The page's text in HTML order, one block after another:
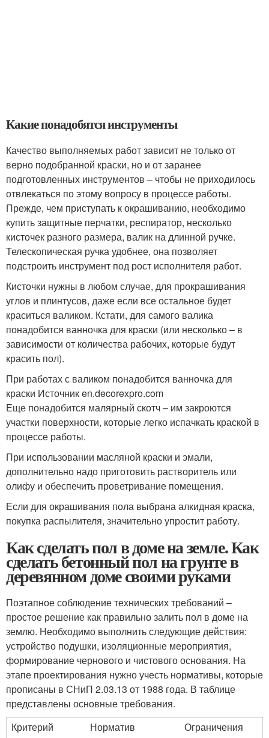
Какие понадобятся инструменты
Качество выполняемых работ зависит не только от
верно подобранной краски, но и от заранее
подготовленных инструментов – чтобы не приходилось
отвлекаться по этому вопросу в процессе работы.
Прежде, чем приступать к окрашиванию, необходимо
купить защитные перчатки, респиратор, несколько
кисточек разного размера, валик на длинной ручке.
Телескопическая ручка удобнее, она позволяет
подстроить инструмент под рост исполнителя работ.
Кисточки нужны в любом случае, для прокрашивания
углов и плинтусов, даже если все остальное будет
краситься валиком. Кстати, для самого валика
понадобится ванночка для краски (или несколько – в
зависимости от количества рабочих, которые будут
красить пол).
При работах с валиком понадобится ванночка для
краски Источник en.decorexpro.com
Еще понадобится малярный скотч – им закроются
участки поверхности, которые легко испачкать краской в
процессе работы.
При использовании масляной краски и эмали,
дополнительно надо приготовить растворитель или
олифу и обеспечить проветривание помещения.
Если для окрашивания пола выбрана алкидная краска,
покупка распылителя, значительно упростит работу.
Как сделать пол в доме на земле. Как
сделать бетонный пол на грунте в
деревянном доме своими руками
Поэтапное соблюдение технических требований –
простое решение как правильно залить пол в доме на
землю. Необходимо выполнить следующие действия:
устройство подушки, изоляционные мероприятия,
формирование чернового и чистового основания. На
этапе проектирования нужно учесть нормативы, которые
прописаны в СНиП 2.03.13 от 1988 года. В таблице
представлены основные требования.
Критерий
Норматив Ограничения